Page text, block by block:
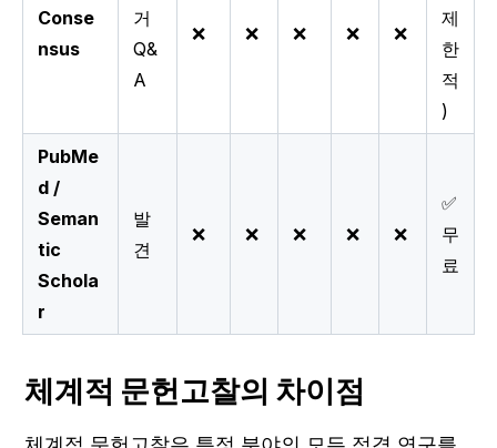
Conse
nsus
거
Q&
A
❌ ❌ ❌ ❌ ❌
제
한
적
)
PubMe
d /
Seman
tic
Schola
r
발
견
❌ ❌ ❌ ❌ ❌
✅
무
료
체계적 문헌고찰의 차이점